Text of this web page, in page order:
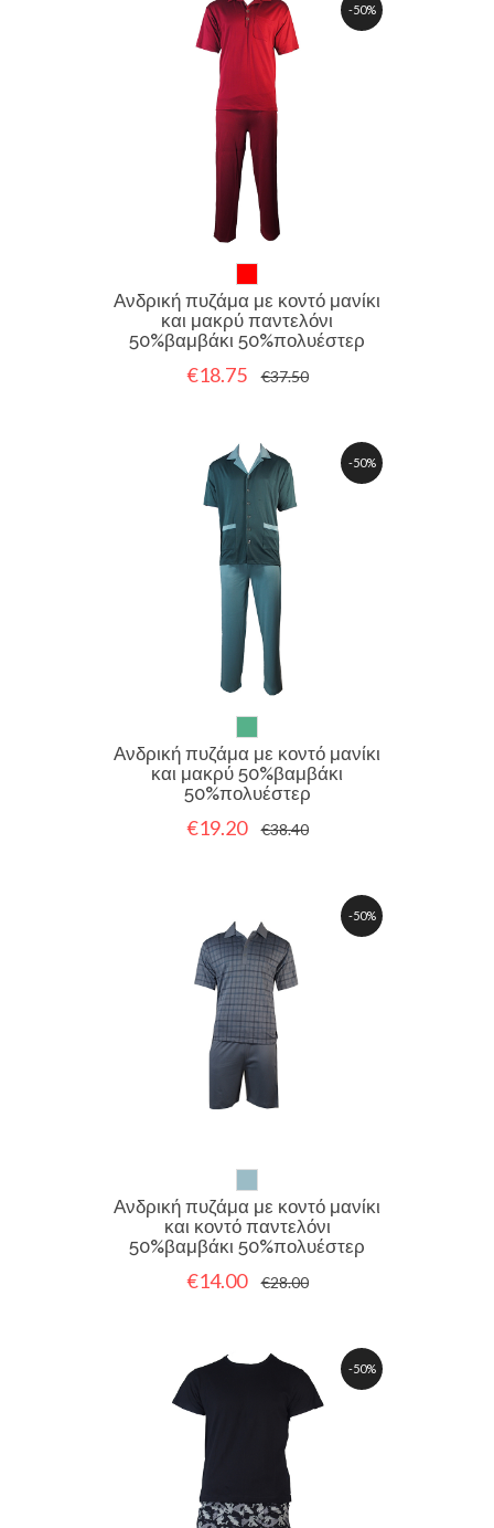
-50%
Ανδρική πυζάμα με κοντό μανίκι
και μακρύ παντελόνι
50%βαμβάκι 50%πολυέστερ
€18.75 €37.50
-50%
Ανδρική πυζάμα με κοντό μανίκι
και μακρύ 50%βαμβάκι
50%πολυέστερ
€19.20 €38.40
-50%
Ανδρική πυζάμα με κοντό μανίκι
και κοντό παντελόνι
50%βαμβάκι 50%πολυέστερ
€14.00 €28.00
-50%